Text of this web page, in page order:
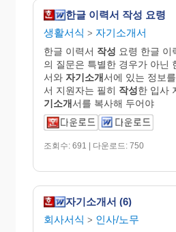
한글 이력서 작성 요령
생활서식 > 자기소개서
한글 이력서 작성 요령 한글 이
의 질문은 특별한 경우가 아닌
서와 자기소개서에 있는 정보
서 지원자는 필히 작성한 입사
기소개서를 복사해 두어야
조회수: 691 | 다운로드: 750
자기소개서 (6)
회사서식 > 인사/노무